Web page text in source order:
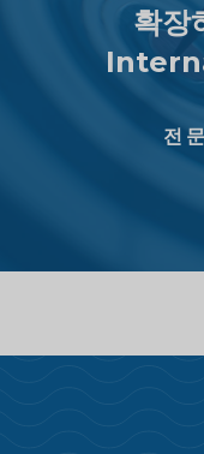
확장
전